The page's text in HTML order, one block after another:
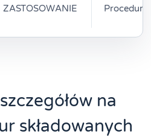
ZASTOSOWANIE Procedura
na
składowanych